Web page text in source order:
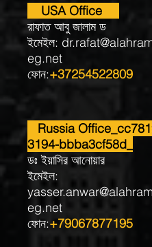
USA Office
রাফাত আবু জালাম ড
ইমেইল:
eg.net
ফোন:+37254522809
Russia
3194-bbba3cf58d_
ডঃ ইয়াসির আনোয়ার
ইমেইল:
eg.net
ফোন:+79067877195